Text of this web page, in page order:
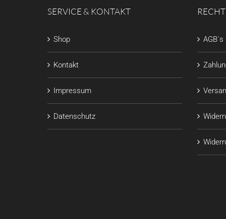
SERVICE & KONTAKT
Shop
Kontakt
Impressum
Datenschutz
AGB´s